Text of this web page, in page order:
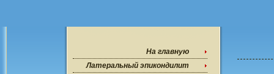
На главную
Латеральный эпикондилит